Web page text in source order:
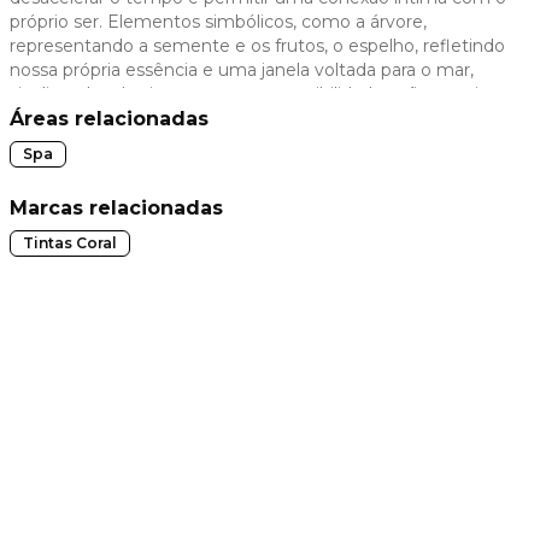
slide
slide
próprio ser. Elementos simbólicos, como a árvore,
representando a semente e os frutos, o espelho, refletindo
nossa própria essência e uma janela voltada para o mar,
sinalizando o horizonte e novas possibilidades, são convites
à introspecção e ao autoconhecimento. Um ambiente de
luxo em escala residencial, onde o conforto se alia à
inovação e à ancestralidade.
Áreas relacionadas
Spa
Marcas relacionadas
Tintas Coral